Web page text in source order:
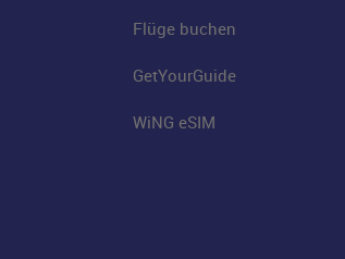
Flüge buchen
GetYourGuide
WiNG eSIM